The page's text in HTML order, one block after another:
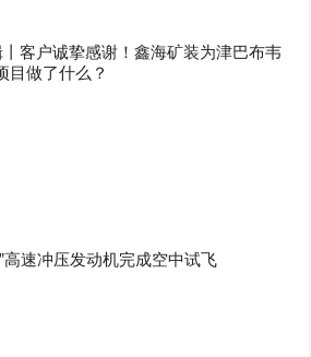
丨客户诚挚感谢！鑫海矿装为津巴布韦
目做了什么？
高速冲压发动机完成空中试飞